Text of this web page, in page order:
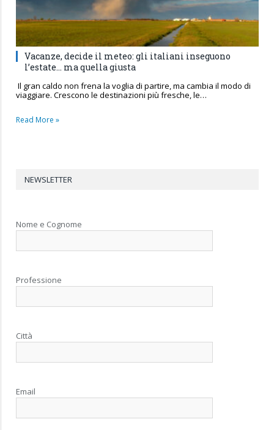
Vacanze, decide il meteo: gli italiani inseguono
l’estate… ma quella giusta
Il gran caldo non frena la voglia di partire, ma cambia il modo di
viaggiare. Crescono le destinazioni più fresche, le…
Read More »
NEWSLETTER
Nome e Cognome
Professione
Città
Email